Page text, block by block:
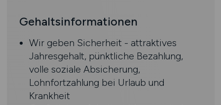
Gehaltsinformationen
Wir geben Sicherheit - attraktives
Jahresgehalt, pünktliche Bezahlung,
volle soziale Absicherung,
Lohnfortzahlung bei Urlaub und
Krankheit